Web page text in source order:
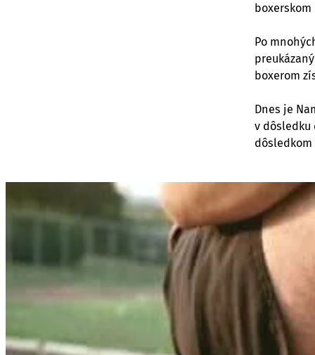
boxerskom
Po
boxerom
Dnes je
v dôsledku